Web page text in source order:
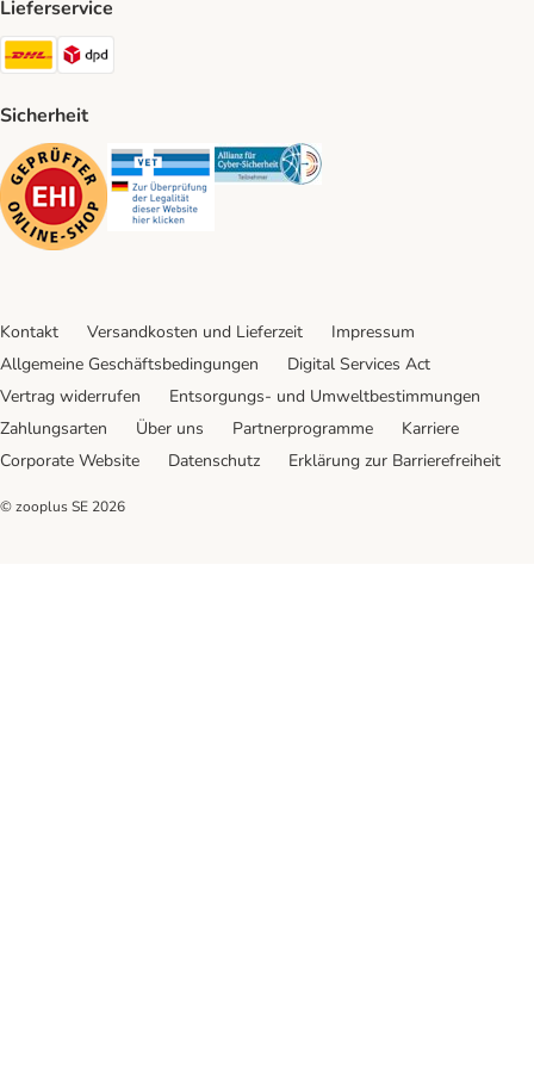
Lieferservice
DHL Shipping Method
Sicherheit
Security Security Security
Kontakt Versandkosten und Lieferzeit
Impressum
Allgemeine Geschäftsbedingungen
Digital Services Act
Vertrag widerrufen
Entsorgungs- und Umweltbestimmungen
Zahlungsarten
Über uns Partnerprogramme
Karriere
Corporate Website
Datenschutz Erklärung zur Barrierefreiheit
© zooplus SE 2026